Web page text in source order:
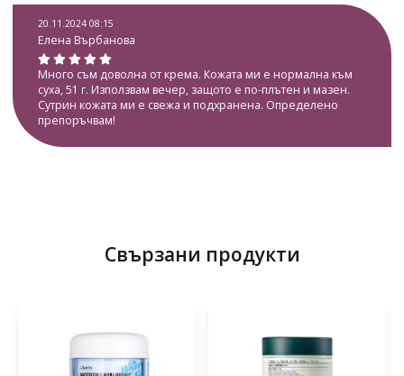
20.11.2024 08:15
Елена Върбанова
Много съм доволна от крема. Кожата ми е нормална към
суха, 51 г. Използвам вечер, защото е по-плътен и мазен.
Сутрин кожата ми е свежа и подхранена. Определено
препоръчвам!
Свързани продукти